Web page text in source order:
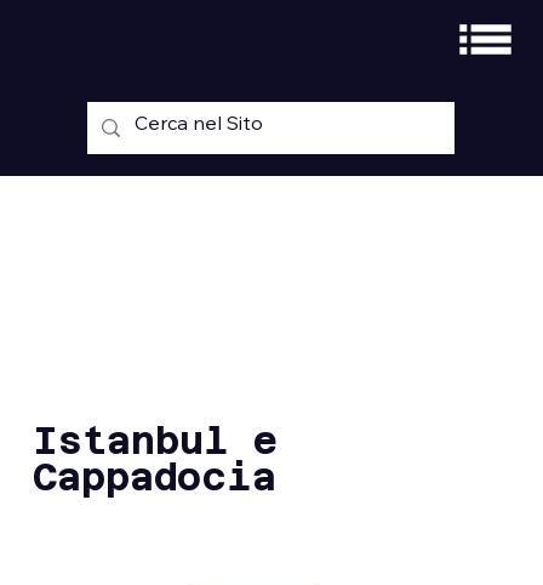
Istanbul e
Cappadocia